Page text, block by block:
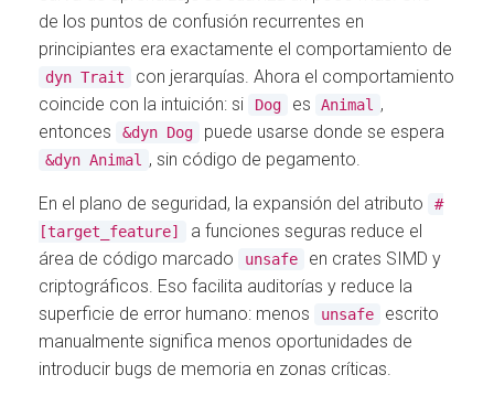
de los puntos de confusión recurrentes en
principiantes era exactamente el comportamiento de
dyn Trait
con jerarquías. Ahora el comportamiento
coincide con la intuición: si
Dog es Animal
,
entonces
&dyn Dog puede usarse donde se espera
&dyn Animal , sin código de pegamento.
En el plano de seguridad, la expansión del atributo
#
[target_feature]
a funciones seguras reduce el
área de código marcado
unsafe
en crates SIMD y
criptográficos. Eso facilita auditorías y reduce la
superficie de error humano: menos
unsafe
escrito
manualmente significa menos oportunidades de
introducir bugs de memoria en zonas críticas.